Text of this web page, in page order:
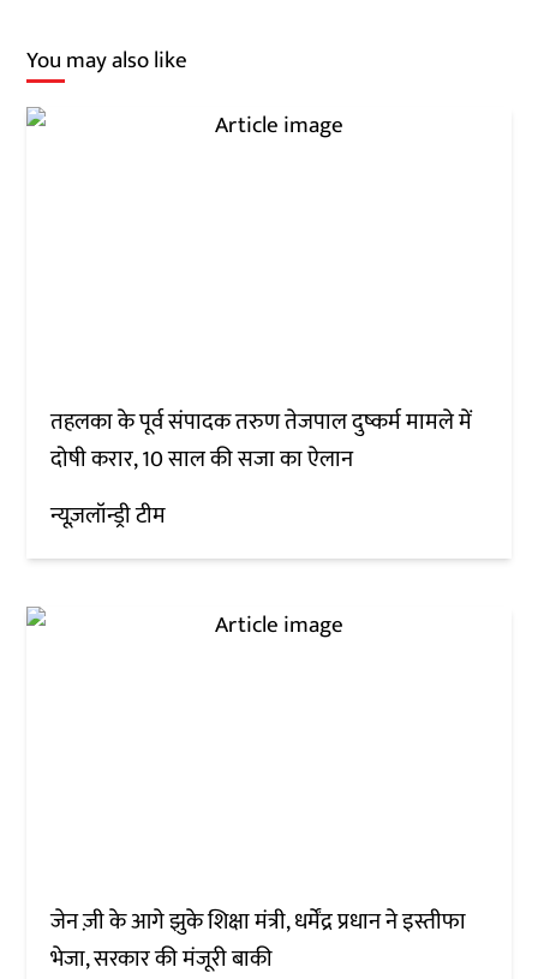
You may also like
तहलका के पूर्व संपादक तरुण तेजपाल दुष्कर्म मामले में
दोषी करार, 10 साल की सजा का ऐलान
न्यूज़लॉन्ड्री टीम
जेन ज़ी के आगे झुके शिक्षा मंत्री, धर्मेंद्र प्रधान ने इस्तीफा
भेजा, सरकार की मंजूरी बाकी